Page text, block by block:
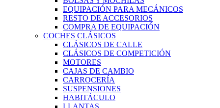
EQUIPACIÓN PARA MECÁNICOS
RESTO DE ACCESORIOS
COMPRA DE EQUIPACIÓN
COCHES CLÁSICOS
CLÁSICOS DE CALLE
CLÁSICOS DE COMPETICIÓN
MOTORES
CAJAS DE CAMBIO
CARROCERÍA
SUSPENSIONES
HABITÁCULO
LLANTAS